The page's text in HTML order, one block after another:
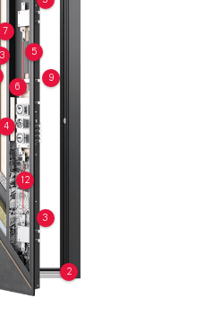
2
3
4
5
6
7
9
12